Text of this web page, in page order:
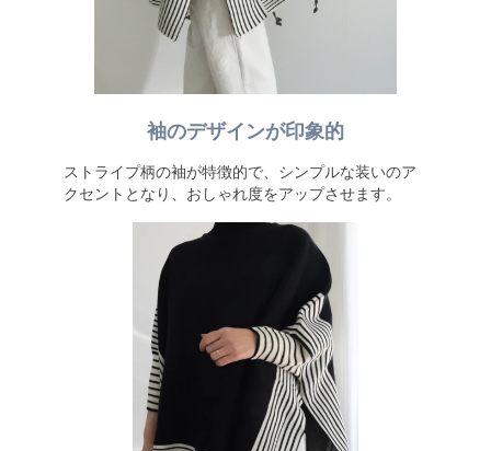
袖のデザインが印象的
ストライプ柄の袖が特徴的で、シンプルな装いのア
クセントとなり、おしゃれ度をアップさせます。